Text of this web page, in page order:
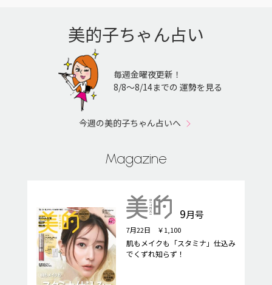
美的子ちゃん占い
毎週金曜夜更新！
8/8〜8/14までの 運勢を見る
今週の美的子ちゃん占いへ
Magazine
9月号
7月22日 ￥1,100
肌もメイクも「スタミナ」仕込み
でくずれ知らず！